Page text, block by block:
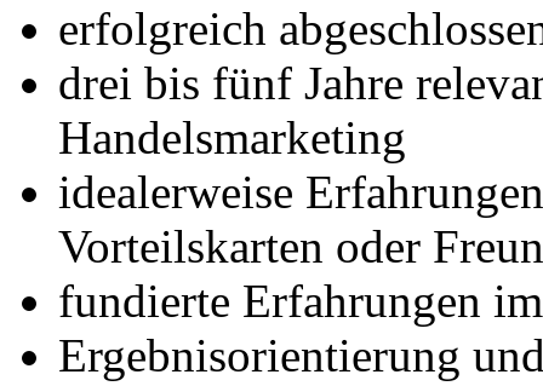
erfolgreich
drei bis fünf Jahre
Handelsmarketing
idealerweise
Vorteilskarten oder
fundierte Erfahrungen
Ergebnisorientierung